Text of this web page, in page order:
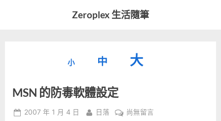
Zeroplex 生活隨筆
發
活
事
小
型
小。
中
重
字
型
大
字
MSN 的防毒軟體設定
Posted
2007 年 1 月 4 日 By
日落
在
尚無留言